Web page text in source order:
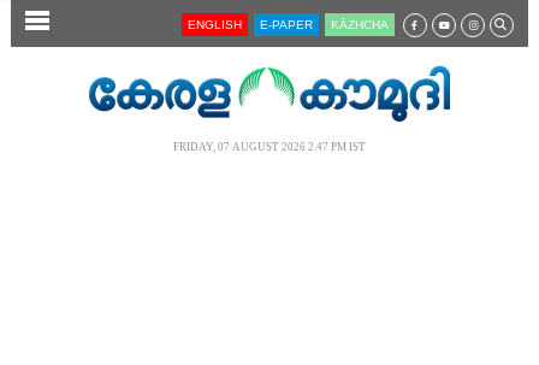
SECTIONS ENGLISH E-PAPER KĀZHCHA
FRIDAY, 07 AUGUST 2026 2.47 PM IST